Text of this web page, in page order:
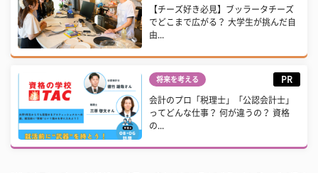
【チーズ好き必見】ブッラータチーズ
でどこまで広がる？ 大学生が挑んだ自
由...
将来を考える PR
会計のプロ「税理士」「公認会計士」
ってどんな仕事？ 何が違うの？ 資格
の...